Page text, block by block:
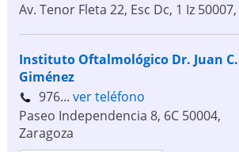
Av. Tenor Fleta 22, Esc Dc, 1 Iz 50007,
Instituto Oftalmológico Dr. Juan C.
Giménez
976... ver teléfono
Paseo Independencia 8, 6C 50004,
Zaragoza